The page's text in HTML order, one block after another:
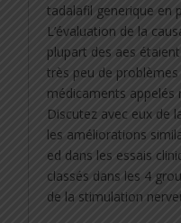
tadalafil generique en
L’évaluation de la
plupart des aes
très peu de
médicaments appelés
Discutez avec eux de
les améliorations
ed dans les essais
classés dans les 4
de la stimulation